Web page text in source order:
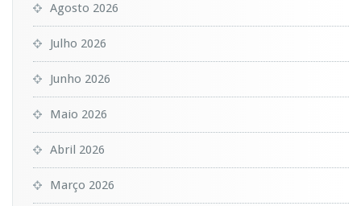
Agosto 2026
Julho 2026
Junho 2026
Maio 2026
Abril 2026
Março 2026